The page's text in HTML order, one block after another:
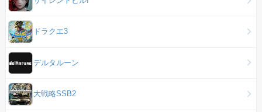
ドラクエ3
デルタルーン
大戦略SSB2